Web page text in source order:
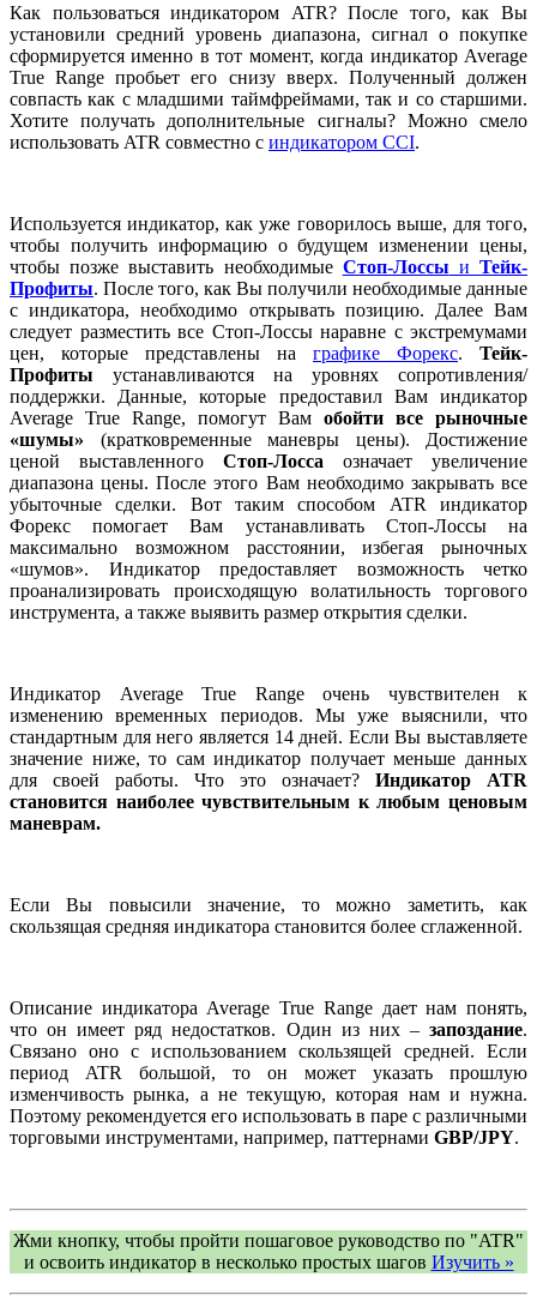
Как пользоваться индикатором ATR? После того, как Вы
установили средний уровень диапазона, сигнал о покупке
сформируется именно в тот момент, когда индикатор Average
True Range пробьет его снизу вверх. Полученный должен
совпасть как с младшими таймфреймами, так и со старшими.
Хотите получать дополнительные сигналы? Можно смело
использовать ATR совместно с индикатором CCI.
Используется индикатор, как уже говорилось выше, для того,
чтобы получить информацию о будущем изменении цены,
чтобы позже выставить необходимые Стоп-Лоссы иТейк-
Профиты. После того, как Вы получили необходимые данные
с индикатора, необходимо открывать позицию. Далее Вам
следует разместить все Стоп-Лоссы наравне с экстремумами
цен, которые представлены на графике Форекс. Тейк-
Профиты устанавливаются на уровнях сопротивления/
поддержки. Данные, которые предоставил Вам индикатор
Average True Range, помогут Вам обойти все рыночные
«шумы» (кратковременные маневры цены). Достижение
ценой выставленного Стоп-Лосса означает увеличение
диапазона цены. После этого Вам необходимо закрывать все
убыточные сделки. Вот таким способом ATR индикатор
Форекс помогает Вам устанавливать Стоп-Лоссы на
максимально возможном расстоянии, избегая рыночных
«шумов». Индикатор предоставляет возможность четко
проанализировать происходящую волатильность торгового
инструмента, а также выявить размер открытия сделки.
Индикатор Average True Range очень чувствителен к
изменению временных периодов. Мы уже выяснили, что
стандартным для него является 14 дней. Если Вы выставляете
значение ниже, то сам индикатор получает меньше данных
для своей работы. Что это означает? Индикатор ATR
становится наиболее чувствительным к любым ценовым
маневрам.
Если Вы повысили значение, то можно заметить, как
скользящая средняя индикатора становится более сглаженной.
Описание индикатора Average True Range дает нам понять,
что он имеет ряд недостатков. Один из них – запоздание.
Связано оно с использованием скользящей средней. Если
период ATR большой, то он может указать прошлую
изменчивость рынка, а не текущую, которая нам и нужна.
Поэтому рекомендуется его использовать в паре с различными
торговыми инструментами, например, паттернами GBP/JPY.
Жми кнопку, чтобы пройти пошаговое руководство по "ATR"
и освоить индикатор в несколько простых шагов Изучить »